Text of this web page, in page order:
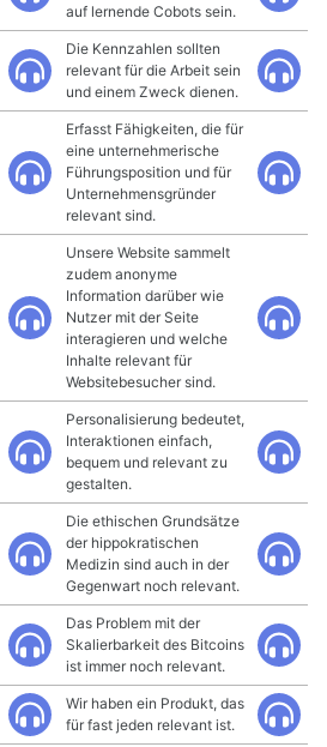
auf lernende Cobots sein.
Die Kennzahlen sollten
relevant für die Arbeit sein
und einem Zweck dienen.
Erfasst Fähigkeiten, die für
eine unternehmerische
Führungsposition und für
Unternehmensgründer
relevant sind.
Unsere Website sammelt
zudem anonyme
Information darüber wie
Nutzer mit der Seite
interagieren und welche
Inhalte relevant für
Websitebesucher sind.
Personalisierung bedeutet,
Interaktionen einfach,
bequem und relevant zu
gestalten.
Die ethischen Grundsätze
der hippokratischen
Medizin sind auch in der
Gegenwart noch relevant.
Das Problem mit der
Skalierbarkeit des Bitcoins
ist immer noch relevant.
Wir haben ein Produkt, das
für fast jeden relevant ist.